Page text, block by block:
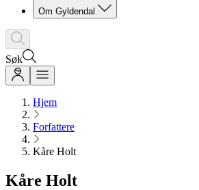
Om Gyldendal
Søk
Hjem
Forfattere
Kåre Holt
Kåre Holt